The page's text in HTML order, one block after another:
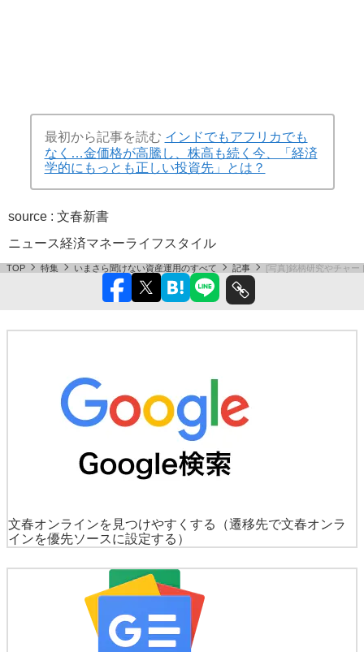
最初から記事を読む インドでもアフリカでも
なく…金価格が高騰し、株高も続く今、「経済
学的にもっとも正しい投資先」とは？
source : 文春新書
ニュース経済マネーライフスタイル
TOP 特集 いまさら聞けない資産運用のすべて 記事 [写真]銘柄研究やチャ
文春オンラインを見つけやすくする
（遷移先で文春オンラ
インを優先ソースに設定する）